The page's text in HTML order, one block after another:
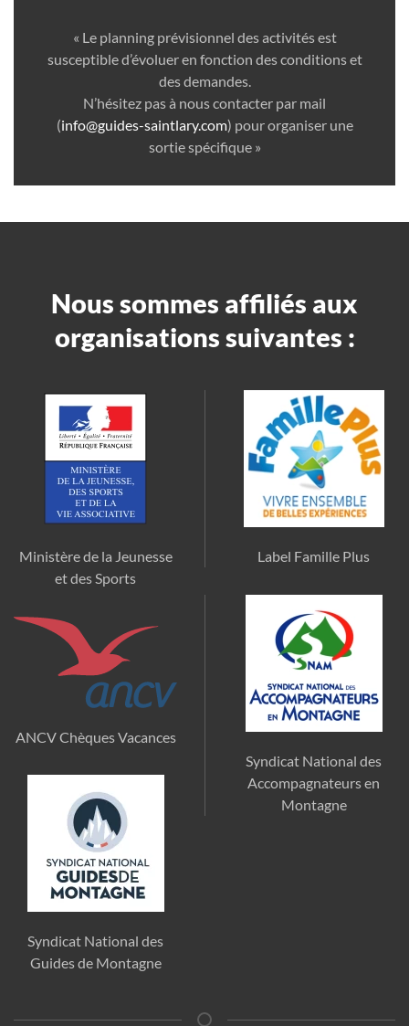
« Le planning prévisionnel des activités est
susceptible d’évoluer en fonction des conditions et
des demandes.
N’hésitez pas à nous contacter par mail
(info@guides-saintlary.com) pour organiser une
sortie spécifique »
Nous sommes affiliés aux
organisations suivantes :
Ministère de la Jeunesse
et des Sports
Label Famille Plus
ANCV Chèques Vacances
Syndicat National des
Accompagnateurs en
Montagne
Syndicat National des
Guides de Montagne